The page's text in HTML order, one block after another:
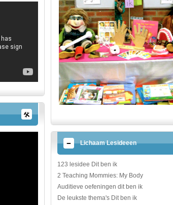
Lichaam Lesideeen
123 lesidee Dit ben ik
2 Teaching Mommies: My Body
Auditieve oefeningen dit ben ik
De leukste thema's Dit ben ik